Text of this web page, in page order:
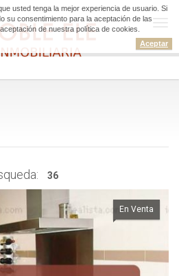
usted tenga la mejor experiencia de usuario. Si
su consentimiento para la aceptación de las
de nuestra política de cookies.
Aceptar
36
En Venta